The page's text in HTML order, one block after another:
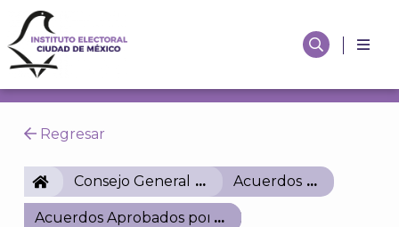
Regresar
IECMConsejo General Acuerdos
Acuerdos Aprobados por el Consejo General de